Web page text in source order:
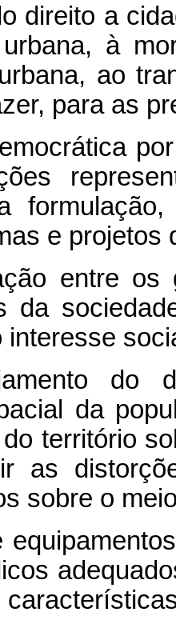
direito a
à
ao
para as
e projetos
entre os
da
interesse
do
da
território
as
sobre o